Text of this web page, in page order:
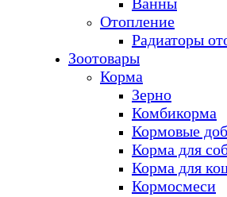
Отопление
Радиаторы
Зоотовары
Корма
Зерно
Комбикорма
Кормовые
Корма для
Корма для
Кормосмеси